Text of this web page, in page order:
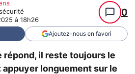
à 18h26
0
Ajoutez-nous en favori
répond, il reste toujours le
appuyer longuement sur le